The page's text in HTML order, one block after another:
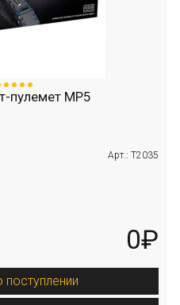
пулемет MP5
Арт.: T2035
0₽